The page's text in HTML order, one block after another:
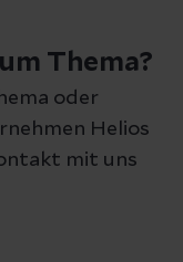
und geben
wir uns bei
Thema?
oder
Helios
mit uns